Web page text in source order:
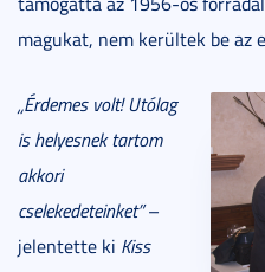
magukat, nem kerültek be az
„Érdemes volt! Utólag
is helyesnek tartom
akkori
cselekedeteinket”–
jelentette ki Kiss